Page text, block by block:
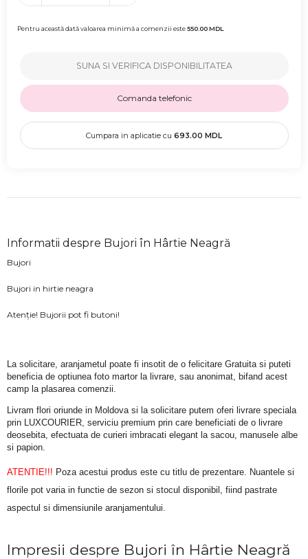
Pentru această dată valoarea minimă a comenzii este550.00MDL
SUNA SI VERIFICA DISPONIBILITATEA
Comanda telefonic
Cumpara in aplicatie cu 693.00 MDL
Informatii despre Bujori în Hârtie Neagră
Bujori
Bujori in hirtie neagra
Atenție! Bujorii pot fi butoni!
La solicitare, aranjametul poate fi insotit de o felicitare Gratuita si puteti
beneficia de optiunea foto martor la livrare, sau anonimat, bifand acest
camp la plasarea comenzii.
Livram flori oriunde in Moldova si la solicitare putem oferi livrare speciala
prin LUXCOURIER, serviciu premium prin care beneficiati de o livrare
deosebita, efectuata de curieri imbracati elegant la sacou, manusele albe
si papion.
ATENTIE!!! Poza acestui produs este cu titlu de prezentare. Nuantele si
florile pot varia in functie de sezon si stocul disponibil, fiind pastrate
aspectul si dimensiunile aranjamentului.
Impresii despre Bujori în Hârtie Neagră